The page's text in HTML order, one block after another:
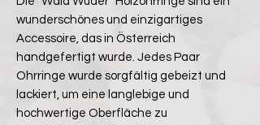
wunderschönes und einzigartiges
Accessoire, das in Österreich
handgefertigt wurde. Jedes Paar
Ohrringe wurde sorgfältig gebeizt und
lackiert, um eine langlebige und
hochwertige Oberfläche zu